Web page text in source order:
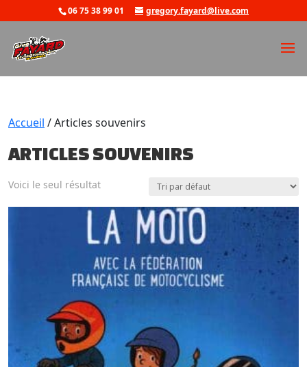
06 75 38 99 01 gregory.fayard@live.com
Accueil / Articles souvenirs
ARTICLES SOUVENIRS
Voici le seul résultat